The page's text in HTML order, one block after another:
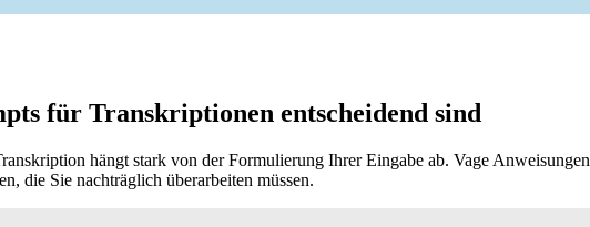
für Transkriptionen entscheidend sind
hängt stark von der Formulierung Ihrer Eingabe ab. Vage Anweisungen
die Sie nachträglich überarbeiten müssen.